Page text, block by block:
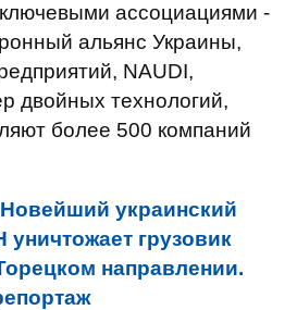
ассоциациями -
альянс Украины,
NAUDI,
двойных технологий,
более 500 компаний
Новейший украинский
уничтожает грузовик
направлении.